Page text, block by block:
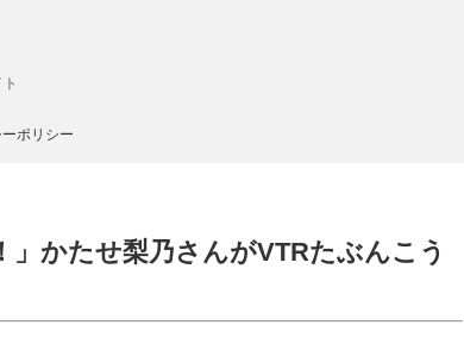
ポリシー
かたせ梨乃さんがVTRたぶんこう